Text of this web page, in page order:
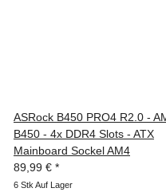
ASRock B450 PRO4 R2.0 -
B450 - 4x DDR4 Slots - ATX
Mainboard Sockel AM4
89,99 € *
6 Stk Auf Lager